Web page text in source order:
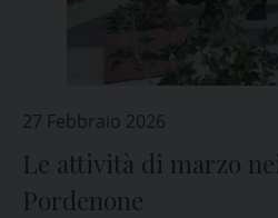
27 Febbraio 2026
Le attività di marzo
Pordenone